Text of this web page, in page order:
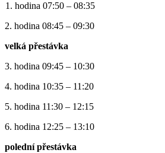
1. hodina 07:50 – 08:35
2. hodina 08:45 – 09:30
velká přestávka
3. hodina 09:45 – 10:30
4. hodina 10:35 – 11:20
5. hodina 11:30 – 12:15
6. hodina 12:25 – 13:10
polední přestávka